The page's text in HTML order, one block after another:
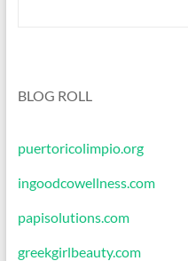
BLOG ROLL
puertoricolimpio.org
ingoodcowellness.com
papisolutions.com
greekgirlbeauty.com